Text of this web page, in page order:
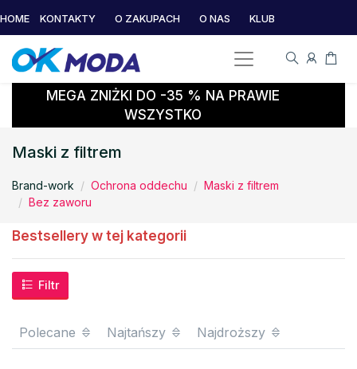
HOME KONTAKTY O ZAKUPACH O NAS KLUB
MEGA ZNIŻKI DO -35 % NA PRAWIE
WSZYSTKO
Maski z filtrem
Brand-work Ochrona oddechu
Maski z filtrem
Bez zaworu
Bestsellery w tej kategorii
Filtr
Polecane Najtańszy Najdroższy